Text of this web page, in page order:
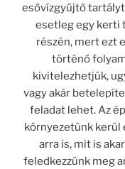
esővízgyűjtő
esetleg egy kerti
részén, mert ezt
történő
kivitelezhetjük,
vagy akár
feladat lehet. Az
környezetünk kerül
arra is, mit is
feledkezzünk meg